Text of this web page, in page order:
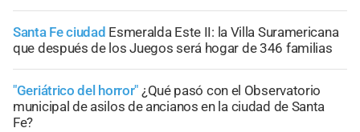
Santa Fe ciudad Esmeralda Este II: la Villa Suramericana
que después de los Juegos será hogar de 346 familias
"Geriátrico del horror" ¿Qué pasó con el Observatorio
municipal de asilos de ancianos en la ciudad de Santa
Fe?